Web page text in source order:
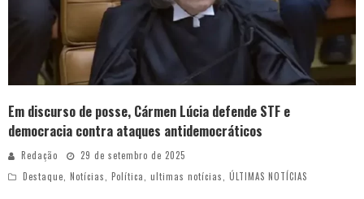
Em discurso de posse, Cármen Lúcia defende STF e
democracia contra ataques antidemocráticos
Redação
29 de setembro de 2025
Destaque, Notícias, Política, ultimas notícias, ÚLTIMAS NOTÍCIAS